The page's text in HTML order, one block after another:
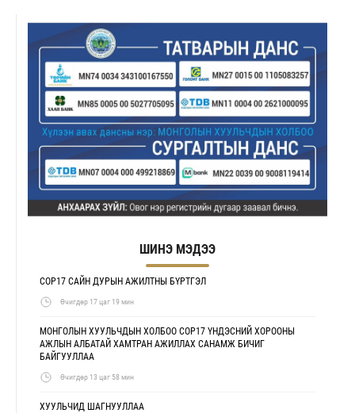
ШИНЭ МЭДЭЭ
COP17 САЙН ДУРЫН АЖИЛТНЫ БҮРТГЭЛ
Өчигдөр 17 цаг 19 мин
МОНГОЛЫН ХУУЛЬЧДЫН ХОЛБОО COP17 ҮНДЭСНИЙ ХОРООНЫ
АЖЛЫН АЛБАТАЙ ХАМТРАН АЖИЛЛАХ САНАМЖ БИЧИГ
БАЙГУУЛЛАА
Өчигдөр 13 цаг 58 мин
ХУУЛЬЧИД ШАГНУУЛЛАА